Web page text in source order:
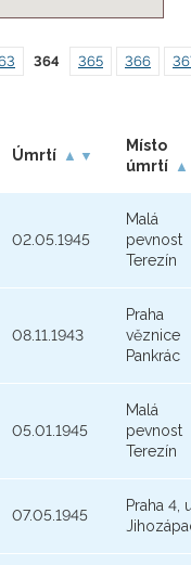
364 365 366
Úmrtí ▲ ▼
Místo
úmrtí ▲
02.05.1945
Malá
pevnost
Terezín
08.11.1943
Praha
věznice
Pankrác
05.01.1945
Malá
pevnost
Terezín
07.05.1945
Praha 4,